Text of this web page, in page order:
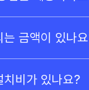
, 마스터카드,
합니다. 엔터
는 금액이 있나
하지 않으신
요금이 청구됩
치비가 있나요?